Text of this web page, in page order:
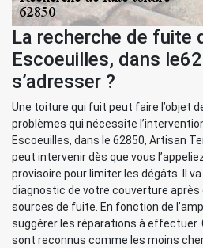
La recherche de fuite
Escoeuilles, dans
s’adresser ?
Une toiture qui fuit peut faire l’objet
problèmes qui nécessite
Escoeuilles, dans le 62850, Artisan
peut intervenir dès que vous
provisoire pour limiter les dégâts. Il
diagnostic de votre couverture
sources de fuite. En fonction de
suggérer les réparations à
sont reconnus comme les moins